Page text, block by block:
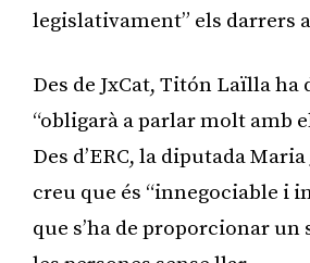
legislativament” els darrers
Des de JxCat, Titón Laïlla
“obligarà a parlar molt amb
Des d’ERC, la diputada
creu que és “innegociable i
que s’ha de proporcionar un